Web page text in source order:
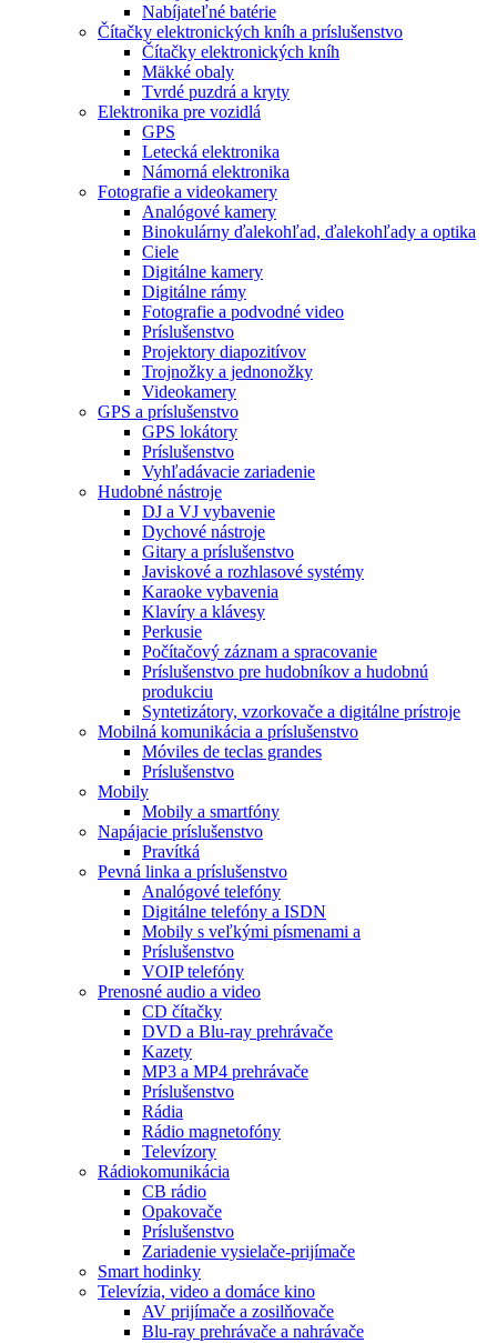
Nabíjateľné batérie
Čítačky elektronických kníh a príslušenstvo
Čítačky elektronických kníh
Mäkké obaly
Tvrdé puzdrá a kryty
Elektronika pre vozidlá
GPS
Letecká elektronika
Námorná elektronika
Fotografie a videokamery
Analógové kamery
Binokulárny ďalekohľad, ďalekohľady a optika
Ciele
Digitálne kamery
Digitálne rámy
Fotografie a podvodné video
Príslušenstvo
Projektory diapozitívov
Trojnožky a jednonožky
Videokamery
GPS a príslušenstvo
GPS lokátory
Príslušenstvo
Vyhľadávacie zariadenie
Hudobné nástroje
DJ a VJ vybavenie
Dychové nástroje
Gitary a príslušenstvo
Javiskové a rozhlasové systémy
Karaoke vybavenia
Klavíry a klávesy
Perkusie
Počítačový záznam a spracovanie
Príslušenstvo pre hudobníkov a hudobnú
produkciu
Syntetizátory, vzorkovače a digitálne prístroje
Mobilná komunikácia a príslušenstvo
Móviles de teclas grandes
Príslušenstvo
Mobily
Mobily a smartfóny
Napájacie príslušenstvo
Pravítká
Pevná linka a príslušenstvo
Analógové telefóny
Digitálne telefóny a ISDN
Mobily s veľkými písmenami a
Príslušenstvo
VOIP telefóny
Prenosné audio a video
CD čítačky
DVD a Blu-ray prehrávače
Kazety
MP3 a MP4 prehrávače
Príslušenstvo
Rádia
Rádio magnetofóny
Televízory
Rádiokomunikácia
CB rádio
Opakovače
Príslušenstvo
Zariadenie vysielače-prijímače
Smart hodinky
Televízia, video a domáce kino
AV prijímače a zosilňovače
Blu-ray prehrávače a nahrávače